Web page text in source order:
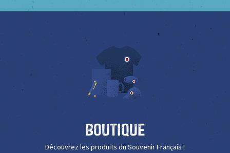
Boutique
Découvrez les produits du Souvenir Français !